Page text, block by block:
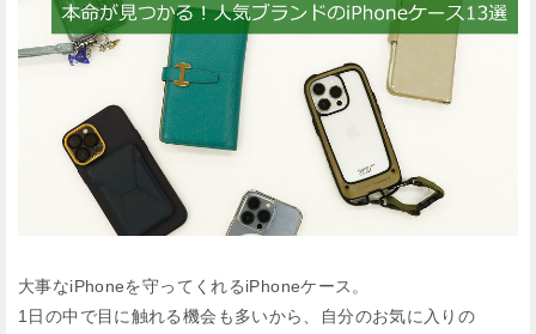
大事なiPhoneを守ってくれるiPhoneケース。
1日の中で目に触れる機会も多いから、自分のお気に入りの